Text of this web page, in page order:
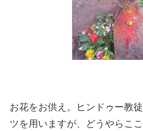
お花をお供え。ヒンドゥー教
ツを用いますが、どうやらこ